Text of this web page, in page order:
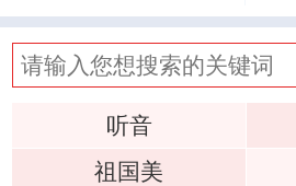
听音
祖国美